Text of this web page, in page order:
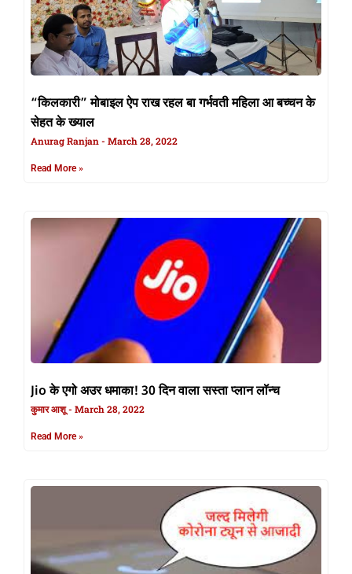
“किलकारी” मोबाइल ऐप राख रहल बा गर्भवती महिला आ बच्चन के
सेहत के ख्याल
Anurag Ranjan March 28, 2022
Read More »
Jio के एगो अउर धमाका! 30 दिन वाला सस्ता प्लान लॉन्च
कुमार आशू March 28, 2022
Read More »